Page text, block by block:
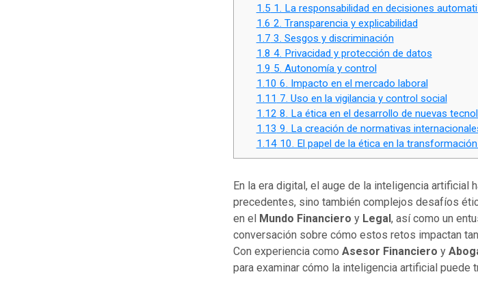
1.5 1. La responsabilidad en decisiones
1.6 2. Transparencia y explicabilidad
1.7 3. Sesgos y discriminación
1.8 4. Privacidad y protección de datos
1.9 5. Autonomía y control
1.10 6. Impacto en el mercado laboral
1.11 7. Uso en la vigilancia y control social
1.12 8. La ética en el desarrollo de nuevas
1.13 9. La creación de normativas
1.1410. El papel de la ética en la
En la era digital, el auge de la inteligencia artificial
precedentes, sino también complejos desafíos
en el Mundo Financiero y Legal, así como un
conversación sobre cómo estos retos impactan
Con experiencia como Asesor Financiero y
para examinar cómo la inteligencia artificial puede